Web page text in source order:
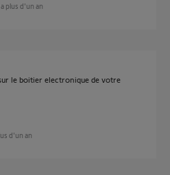
a plus d'un an
le boitier electronique de votre
d'un an